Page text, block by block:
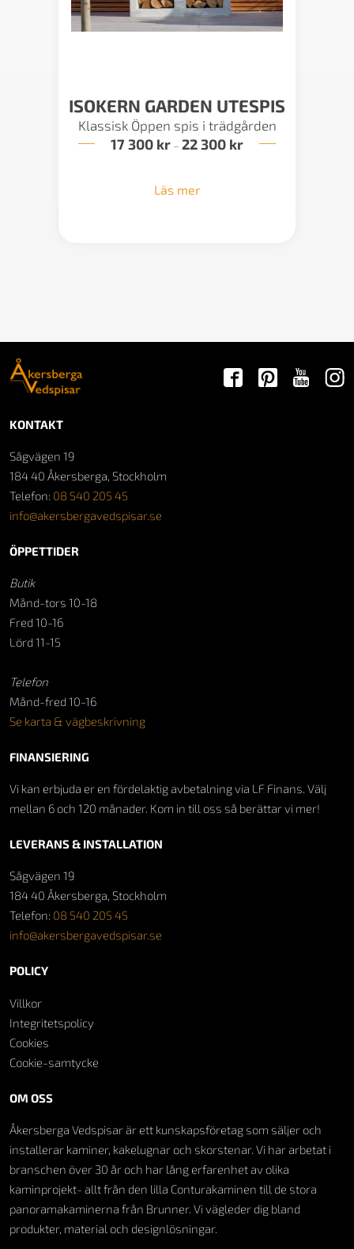
ISOKERN GARDEN UTESPIS
Klassisk Öppen spis i trädgården
17 300 kr – 22 300 krPrisintervall:
Läs mer
OM OSS
Åkersberga Vedspisar är ett kunskapsföretag som säljer och
installerar kaminer, kakelugnar och skorstenar. Vi har arbetat i
branschen över 30 år och har lång erfarenhet av olika
kaminprojekt- allt från den lilla Conturakaminen till de stora
panoramakaminerna från Brunner. Vi vägleder dig bland
produkter, material och designlösningar.
KONTAKT
Sågvägen 19
184 40 Åkersberga, Stockholm
Telefon: 08 540 205 45
info@akersbergavedspisar.se
ÖPPETTIDER
Butik
Månd-tors 10-18
Fred 10-16
Lörd 11-15
Telefon
Månd-fred 10-16
Se karta & vägbeskrivning
FINANSIERING
Vi kan erbjuda er en fördelaktig avbetalning via LF Finans. Välj
mellan 6 och 120 månader. Kom in till oss så berättar vi mer!
LEVERANS & INSTALLATION
Sågvägen 19
184 40 Åkersberga, Stockholm
Telefon: 08 540 205 45
info@akersbergavedspisar.se
POLICY
Villkor
Integritetspolicy
Cookies
Cookie-samtycke